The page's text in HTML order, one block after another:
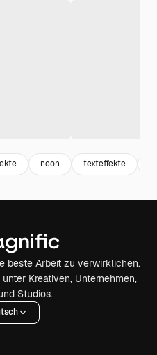
neon texteffekte
beste Arbeit zu verwirklichen.
Kreativen, Unternehmen,
Studios.